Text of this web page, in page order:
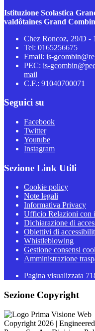
Istituzione Scolastica
valdôtaines Grand Combin
Chez Roncoz, 29/D -
Tel: 0165256675
Email: is-
PEC: is-
mail
C.F.: 91040700071
Seguici su
Facebook
Twitter
Youtube
Instagram
Sezione Link Utili
Cookie policy
Note legali
Informativa Privacy
Ufficio Relazioni con
Dichiarazione di
Obiettivi di
Whistleblowing
Gestione consensi
Amministrazione
Pagina visualizzata
Sezione Copyright
Copyright 2026 |